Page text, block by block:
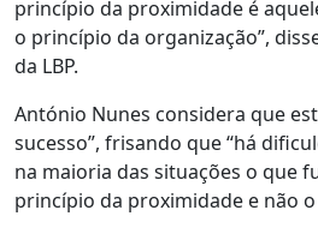
princípio da proximidade é
o princípio da organização”,
da LBP.
António Nunes considera que
sucesso”, frisando que “há
na maioria das situações o que
princípio da proximidade e não